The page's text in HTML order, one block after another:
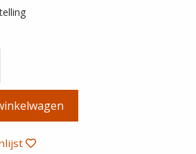
System
STK-
K-
3-